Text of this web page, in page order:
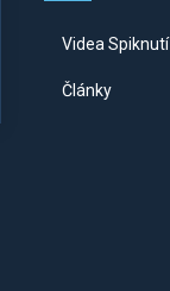
Videa Spiknutí
Články